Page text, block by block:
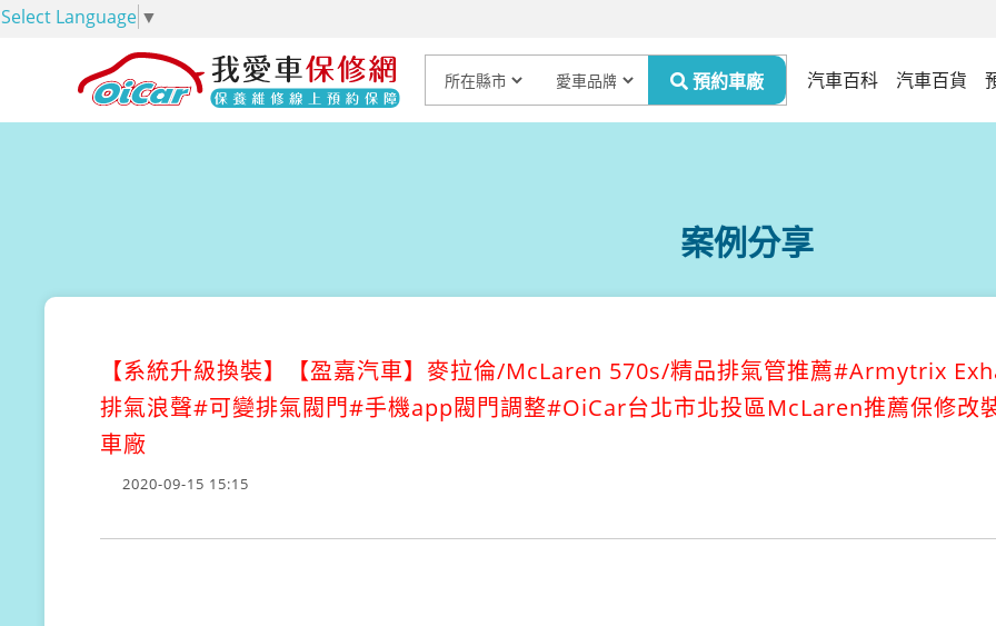
Select Language ▼
汽車百科 汽車百貨
案例分享
【系統升級換裝】
【盈嘉汽車】麥拉倫/McLaren 570s/精品排氣管推薦#Armytrix
排氣浪聲#可變排氣閥門#手機app閥門調整#OiCar台北市北投區McLaren推薦保修改
車廠
2020-09-15 15:15